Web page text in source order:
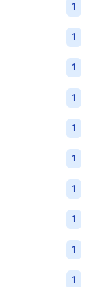
1
1
1
1
1
1
1
1
1
1